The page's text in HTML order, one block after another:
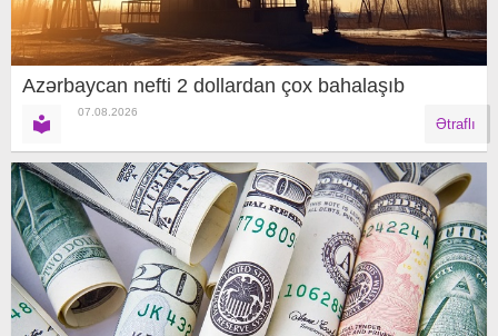
Azərbaycan nefti 2 dollardan çox bahalaşıb
07.08.2026
Ətraflı